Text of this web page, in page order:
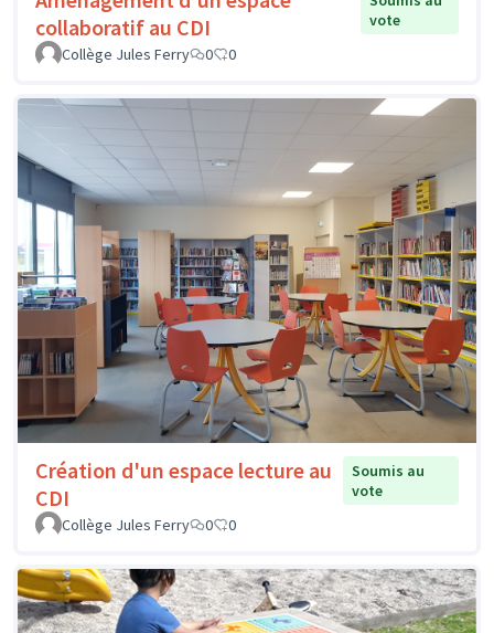
collaboratif au CDI
vote
Collège Jules Ferry
0 0
Création d'un espace lecture au
CDI
Soumis au
vote
Collège Jules Ferry
0 0